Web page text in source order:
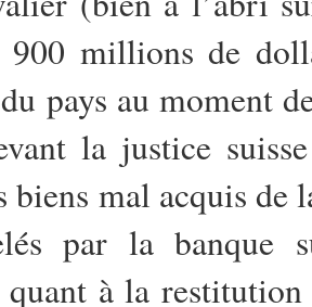
900 millions de
pays au moment
la justice
biens mal acquis
par la banque
à la